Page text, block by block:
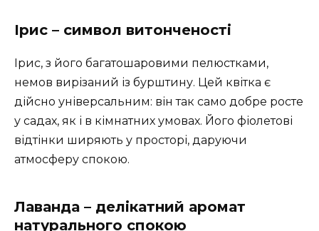
Ірис – символ витонченості
Ірис, з його багатошаровими пелюстками,
немов вирізаний із бурштину. Цей квітка є
дійсно універсальним: він так само добре росте
у садах, як і в кімнатних умовах. Його фіолетові
відтінки ширяють у просторі, даруючи
атмосферу спокою.
Лаванда – делікатний аромат
натурального спокою